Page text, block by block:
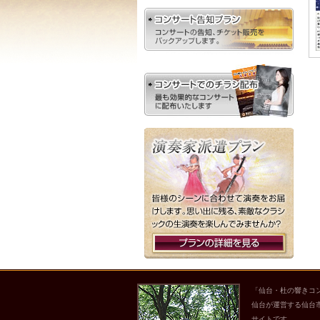
「仙台・杜の響き
仙台が運営する仙台